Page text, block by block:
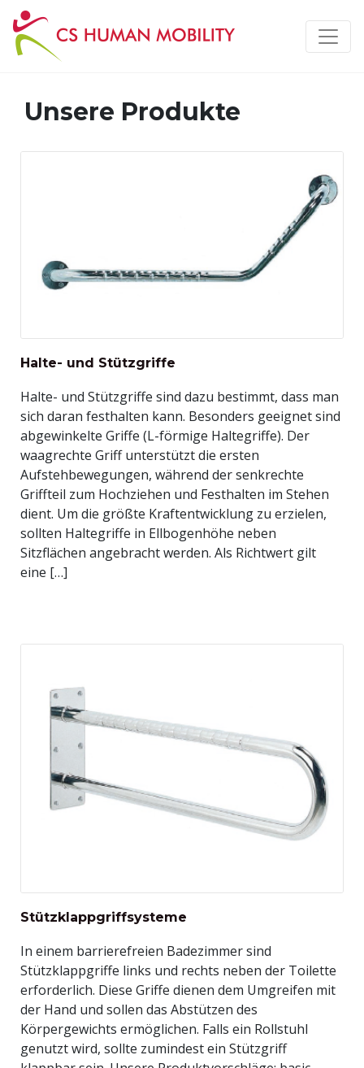
Unsere Produkte
Halte- und Stützgriffe
Halte- und Stützgriffe sind dazu bestimmt, dass man
sich daran festhalten kann. Besonders geeignet sind
abgewinkelte Griffe (L-förmige Haltegriffe). Der
waagrechte Griff unterstützt die ersten
Aufstehbewegungen, während der senkrechte
Griffteil zum Hochziehen und Festhalten im Stehen
dient. Um die größte Kraftentwicklung zu erzielen,
sollten Haltegriffe in Ellbogenhöhe neben
Sitzflächen angebracht werden. Als Richtwert gilt
eine […]
Stützklappgriffsysteme
In einem barrierefreien Badezimmer sind
Stützklappgriffe links und rechts neben der Toilette
erforderlich. Diese Griffe dienen dem Umgreifen mit
der Hand und sollen das Abstützen des
Körpergewichts ermöglichen. Falls ein Rollstuhl
genutzt wird, sollte zumindest ein Stützgriff